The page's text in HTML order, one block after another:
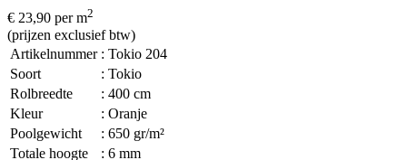
€ 23,90 per m2
(prijzen exclusief btw)
Artikelnummer : Tokio 204
Soort
: Tokio
Rolbreedte
: 400 cm
Kleur
: Oranje
Poolgewicht
: 650 gr/m²
Totale hoogte
: 6 mm